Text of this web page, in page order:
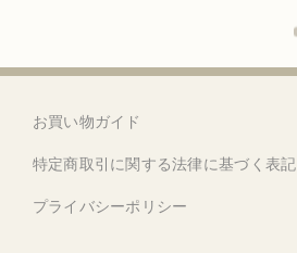
お買い物ガイド
特定商取引に関する法律に基づく表記
プライバシーポリシー